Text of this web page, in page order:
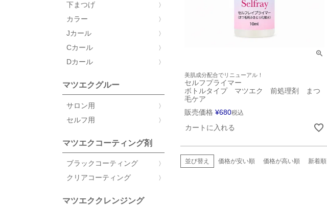
下まつげ
カラー
Jカール
Cカール
Dカール
マツエクグルー
サロン用
セルフ用
マツエクコーティング剤
ブラックコーティング
クリアコーティング
マツエククレンジング
美肌成分配合でリニューアル！
セルフプライマー
ボトルタイプ マツエク 前処理剤 まつ
毛ケア
販売価格 ¥680税込
カートに入れる
並び替え 価格が安い順 価格が高い順 新着順